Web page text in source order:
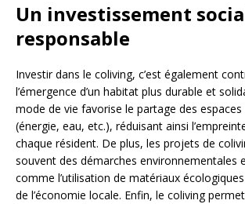
Un investissement
responsable
Investir dans le coliving, c’est également
l’émergence d’un habitat plus durable et
mode de vie favorise le partage des
(énergie, eau, etc.), réduisant ainsi
chaque résident. De plus, les projets de
souvent des démarches environnementales
comme l’utilisation de matériaux
de l’économie locale. Enfin, le coliving